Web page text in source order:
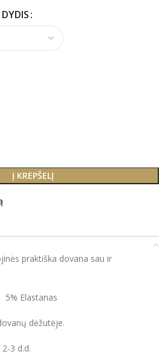
Į KREPŠELĮ
praktiška dovana sau ir
Elastanas
dėžutėje.
3 d.d.